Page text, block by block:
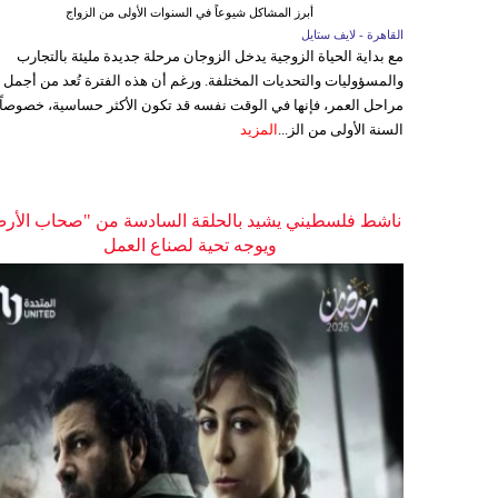
أبرز المشاكل شيوعاً في السنوات الأولى من الزواج
القاهرة - لايف ستايل
مع بداية الحياة الزوجية يدخل الزوجان مرحلة جديدة مليئة بالتجارب
والمسؤوليات والتحديات المختلفة. ورغم أن هذه الفترة تُعد من أجمل
مراحل العمر، فإنها في الوقت نفسه قد تكون الأكثر حساسية،
السنة الأولى من الز... المزيد
ناشط فلسطيني يشيد بالحلقة السادسة من "صحاب
ويوجه تحية لصناع العمل